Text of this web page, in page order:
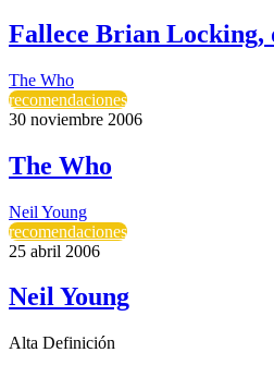
Fallece Brian Locking,
The Who
recomendaciones
30 noviembre 2006
The Who
Neil Young
recomendaciones
25 abril 2006
Neil Young
Alta Definición